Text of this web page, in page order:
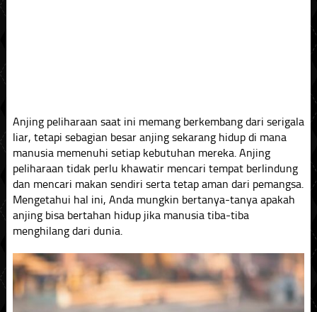
Anjing peliharaan saat ini memang berkembang dari serigala
liar, tetapi sebagian besar anjing sekarang hidup di mana
manusia memenuhi setiap kebutuhan mereka. Anjing
peliharaan tidak perlu khawatir mencari tempat berlindung
dan mencari makan sendiri serta tetap aman dari pemangsa.
Mengetahui hal ini, Anda mungkin bertanya-tanya apakah
anjing bisa bertahan hidup jika manusia tiba-tiba
menghilang dari dunia.